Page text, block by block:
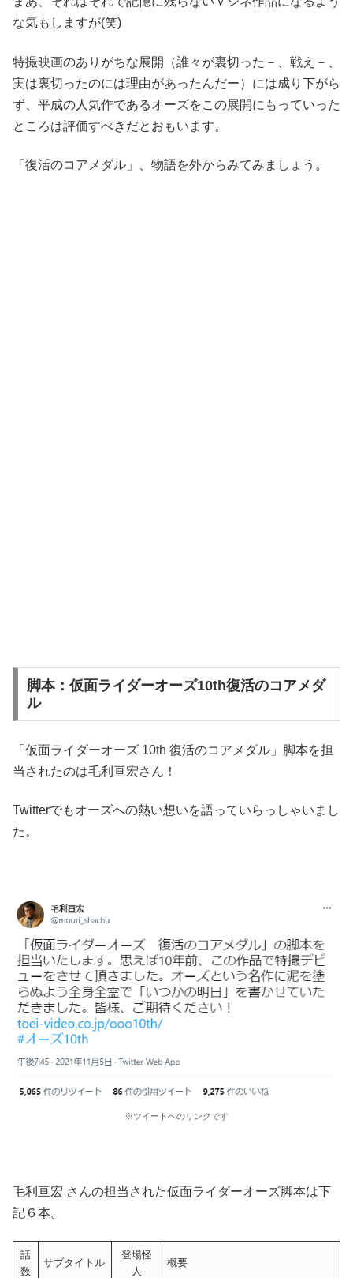
な気もしますが(笑)
特撮映画のありがちな展開（誰々が裏切った－、戦え－、
実は裏切ったのには理由があったんだー）には成り下がら
ず、平成の人気作であるオーズをこの展開にもっていった
ところは評価すべきだとおもいます。
「復活のコアメダル」、物語を外からみてみましょう。
脚本：仮面ライダーオーズ10th復活のコアメダ
ル
「仮面ライダーオーズ 10th 復活のコアメダル」脚本を担
当されたのは毛利亘宏さん！
Twitterでもオーズへの熱い想いを語っていらっしゃいまし
た。
※ツイートへのリンクです
毛利亘宏 さんの担当された仮面ライダーオーズ脚本は下
記６本。
話
数
サブタイトル
登場怪
人
概要